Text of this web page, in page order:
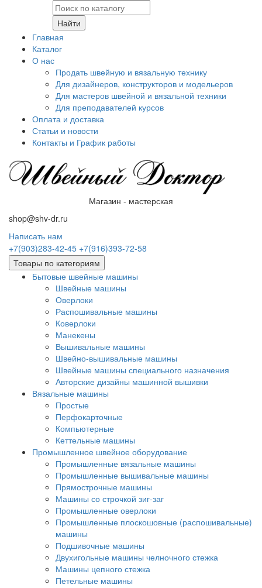
Найти
Главная
Каталог
О нас
Продать швейную и вязальную технику
Для дизайнеров, конструкторов и модельеров
Для мастеров швейной и вязальной техники
Для преподавателей курсов
Оплата и доставка
Статьи и новости
Контакты и График работы
Магазин - мастерская
shop@shv-dr.ru
Написать нам
+7(903)283-42-45 +7(916)393-72-58
Товары по категориям
Бытовые швейные машины
Швейные машины
Оверлоки
Распошивальные машины
Коверлоки
Манекены
Вышивальные машины
Швейно-вышивальные машины
Швейные машины специального назначения
Авторские дизайны машинной вышивки
Вязальные машины
Простые
Перфокарточные
Компьютерные
Кеттельные машины
Промышленное швейное оборудование
Промышленные вязальные машины
Промышленные вышивальные машины
Прямострочные машины
Машины со строчкой зиг-заг
Промышленные оверлоки
Промышленные плоскошовные (распошивальные)
машины
Подшивочные машины
Двухигольные машины челночного стежка
Машины цепного стежка
Петельные машины